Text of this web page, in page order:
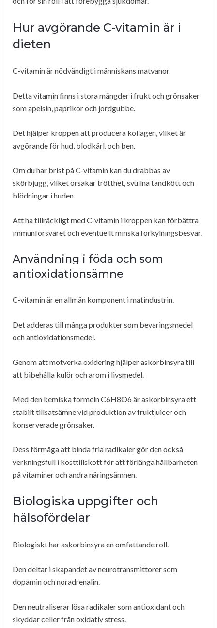
Hur avgörande C-vitamin är i
dieten
C-vitamin är nödvändigt i människans matvanor.
Detta vitamin finns i stora mängder i frukt och grönsaker
som apelsin, paprikor och jordgubbe.
Det hjälper kroppen att producera kollagen, vilket är
avgörande för hud, blodkärl, och ben.
Om du har brist på C-vitamin kan du drabbas av
skörbjugg, vilket orsakar trötthet, svullna tandkött och
blödningar i huden.
Att ha tillräckligt med C-vitamin i kroppen kan förbättra
immunförsvaret och eventuellt minska förkylningsbesvär.
Användning i föda och som
antioxidationsämne
C-vitamin är en allmän komponent i matindustrin.
Det adderas till många produkter som bevaringsmedel
och antioxidationsmedel.
Genom att motverka oxidering hjälper askorbinsyra till
att bibehålla kulör och arom i livsmedel.
Med den kemiska formeln C6H8O6 är askorbinsyra ett
stabilt tillsatsämne vid produktion av fruktjuicer och
konserverade grönsaker.
Dess förmåga att binda fria radikaler gör den också
verkningsfull i kosttillskott för att förlänga hållbarheten
på vitaminer och andra näringsämnen.
Biologiska uppgifter och
hälsofördelar
Biologiskt har askorbinsyra en omfattande roll.
Den deltar i skapandet av neurotransmittorer som
dopamin och noradrenalin.
Den neutraliserar lösa radikaler som antioxidant och
skyddar celler från oxidativ stress.